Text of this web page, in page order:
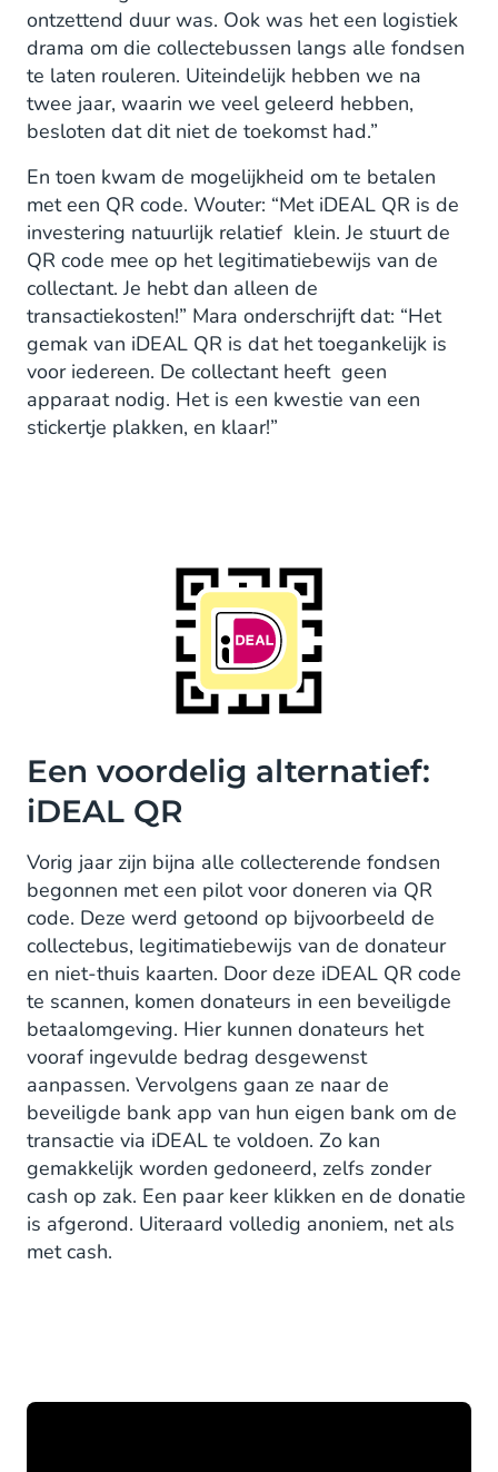
ontzettend duur was. Ook was het een logistiek
drama om die collectebussen langs alle fondsen
te laten rouleren. Uiteindelijk hebben we na
twee jaar, waarin we veel geleerd hebben,
besloten dat dit niet de toekomst had.”
En toen kwam de mogelijkheid om te betalen
met een QR code. Wouter: “Met iDEAL QR is de
investering natuurlijk relatief klein. Je stuurt de
QR code mee op het legitimatiebewijs van de
collectant. Je hebt dan alleen de
transactiekosten!” Mara onderschrijft dat: “Het
gemak van iDEAL QR is dat het toegankelijk is
voor iedereen. De collectant heeft geen
apparaat nodig. Het is een kwestie van een
stickertje plakken, en klaar!”
Een voordelig alternatief:
iDEAL QR
Vorig jaar zijn bijna alle collecterende fondsen
begonnen met een pilot voor doneren via QR
code. Deze werd getoond op bijvoorbeeld de
collectebus, legitimatiebewijs van de donateur
en niet-thuis kaarten. Door deze iDEAL QR code
te scannen, komen donateurs in een beveiligde
betaalomgeving. Hier kunnen donateurs het
vooraf ingevulde bedrag desgewenst
aanpassen. Vervolgens gaan ze naar de
beveiligde bank app van hun eigen bank om de
transactie via iDEAL te voldoen. Zo kan
gemakkelijk worden gedoneerd, zelfs zonder
cash op zak. Een paar keer klikken en de donatie
is afgerond. Uiteraard volledig anoniem, net als
met cash.